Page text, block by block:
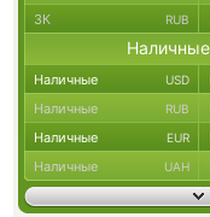
ЗК RUB
Наличные USD
Наличные RUB
Наличные EUR
Наличные UAH